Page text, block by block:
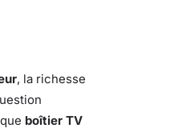
, la richesse
boîtier TV